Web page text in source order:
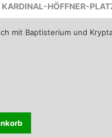
KARDINAL-HÖFFNER-
mit Baptisterium und